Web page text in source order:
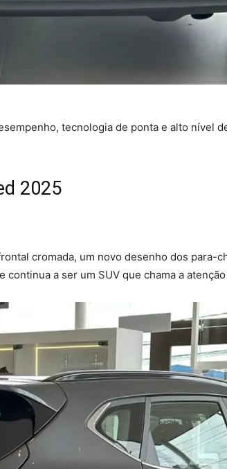
tecnologia de ponta e alto nível
2025
cromada, um novo desenho dos para-
a ser um SUV que chama a